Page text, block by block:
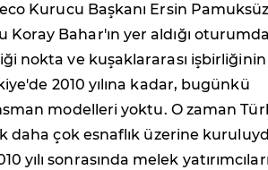
Kurucu Başkanı Ersin
Bahar'ın yer aldığı oturumda
nokta ve kuşaklararası işbirliğinin
2010 yılına kadar, bugünkü
modelleri yoktu. O zaman
çok esnaflık üzerine
yılı sonrasında melek